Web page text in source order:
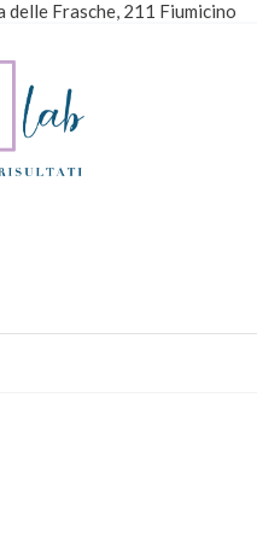
delle Frasche, 211 Fiumicino